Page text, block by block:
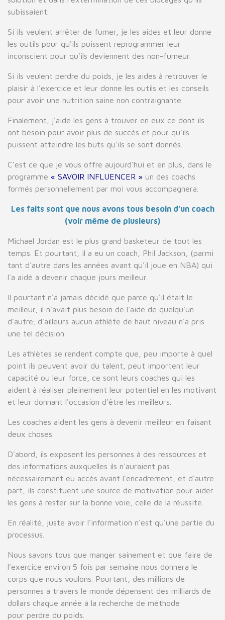
subissaient.
Si ils veulent arrêter de fumer, je les aides et leur donne
les outils pour qu'ils puissent reprogrammer leur
inconscient pour qu'ils deviennent des non-fumeur.
Si ils veulent perdre du poids, je les aides à retrouver le
plaisir à l'exercice et leur donne les outils et les conseils
pour avoir une nutrition saine non contraignante.
Finalement, j'aide les gens à trouver en eux ce dont ils
ont besoin pour avoir plus de succès et pour qu'ils
puissent atteindre les buts qu'ils se sont donnés.
C'est ce que je vous offre aujourd'hui et en plus, dans le
programme « SAVOIR INFLUENCER » un des coachs
formés personnellement par moi vous accompagnera.
Les faits sont que nous avons tous besoin d'un coach
(voir même de plusieurs)
Michael Jordan est le plus grand basketeur de tout les
temps. Et pourtant, il a eu un coach, Phil Jackson, (parmi
tant d'autre dans les années avant qu'il joue en NBA) qui
l'a aidé à devenir chaque jours meilleur.
Il pourtant n'a jamais décidé que parce qu'il était le
meilleur, il n'avait plus besoin de l'aide de quelqu'un
d'autre; d'ailleurs aucun athlète de haut niveau n'a pris
une tel décision.
Les athlètes se rendent compte que, peu importe à quel
point ils peuvent avoir du talent, peut importent leur
capacité ou leur force, ce sont leurs coaches qui les
aident à réaliser pleinement leur potentiel en les motivant
et leur donnant l'occasion d'être les meilleurs.
Les coaches aident les gens à devenir meilleur en faisant
deux choses.
D'abord, ils exposent les personnes à des ressources et
des informations auxquelles ils n'auraient pas
nécessairement eu accès avant l'encadrement, et d'autre
part, ils constituent une source de motivation pour aider
les gens à rester sur la bonne voie, celle de la réussite.
En réalité, juste avoir l'information n'est qu'une partie du
processus.
Nous savons tous que manger sainement et que faire de
l'exercice environ 5 fois par semaine nous donnera le
corps que nous voulons. Pourtant, des millions de
personnes à travers le monde dépensent des milliards de
dollars chaque année à la recherche de méthode
pour perdre du poids.